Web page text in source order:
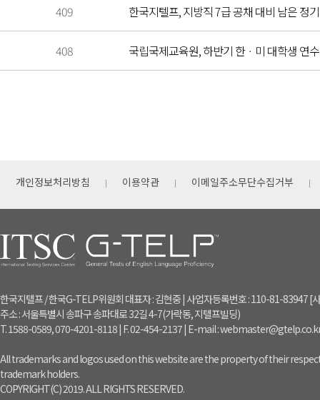
409 한국지텔프, 지방직 7급 공채 대비 남은 정
408 국립국제교육원, 하반기 한ㆍ미 대학생 연
개인정보처리방침 이용약관 이메일주소무단수집거부
한국지텔프 / 한국G-TELP위원회 대표자 : 김현중 | 사업자등록번호 : 110-81-83947
주소 : 서울특별시 송파구 송파대로 32길 4-7(가락동, 지텔프빌딩)
T. 1588-0589, 070-4201-8118 | F. 02-454-2137 | E-mail :
All trademarks and logos used on this website are the property of their
trademark holders.
COPYRIGHT(C) 2019. ALL RIGHTS RESERVED.